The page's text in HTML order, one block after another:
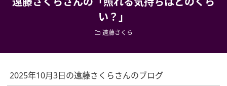
い？」
遠藤さくら
2025年10月3日の遠藤さくらさんのブログ